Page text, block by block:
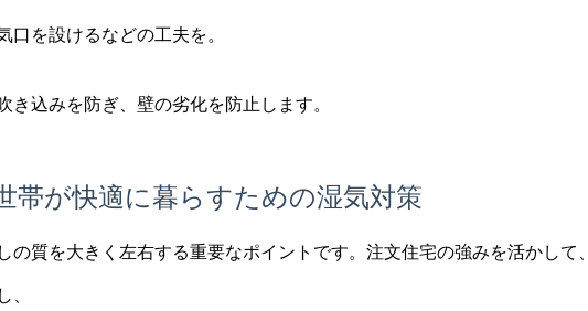
口を設けるなどの工夫を。
き込みを防ぎ、壁の劣化を防止します。
帯が快適に暮らすための湿気対策
の質を大きく左右する重要なポイントです。注文住宅の強みを活かして、
、